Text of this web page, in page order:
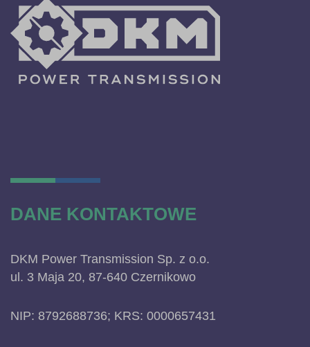
DANE KONTAKTOWE
DKM Power Transmission Sp. z o.o.
ul. 3 Maja 20, 87-640 Czernikowo
NIP: 8792688736; KRS: 0000657431